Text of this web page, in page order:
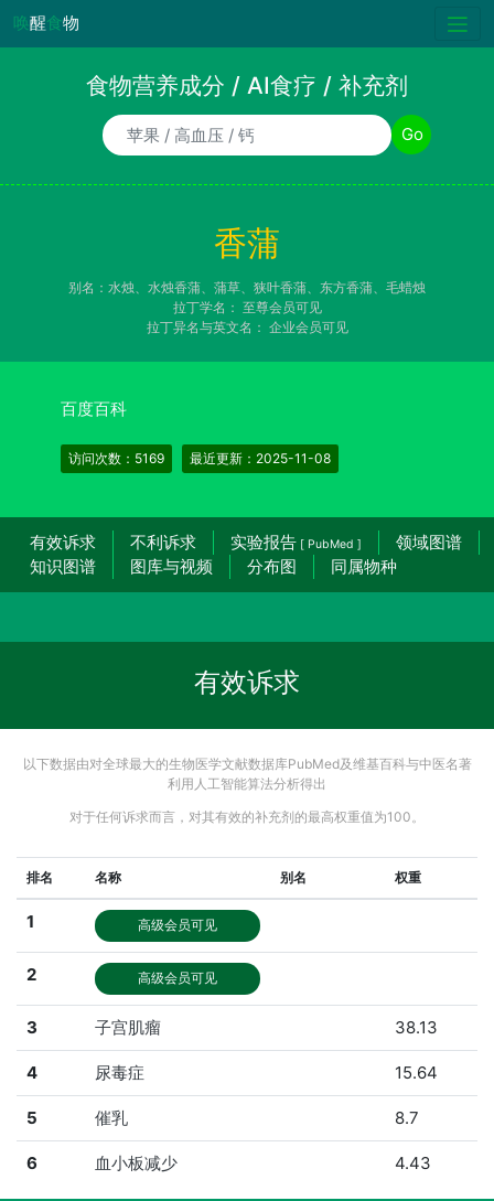
唤醒食物
食物营养成分 / AI食疗 / 补充剂
食物/AI食疗诉求/补充剂名称 Go
香蒲
别名：水烛、水烛香蒲、蒲草、狭叶香蒲、东方香蒲、毛蜡烛
拉丁学名： 至尊会员可见
拉丁异名与英文名： 企业会员可见
百度百科
访问次数：5169 最近更新：2025-11-08
有效诉求 不利诉求 实验报告 [ PubMed ]
领域图谱
知识图谱
图库与视频 分布图 同属物种
有效诉求
以下数据由对全球最大的生物医学文献数据库PubMed及维基百科与中医名著
利用人工智能算法分析得出
对于任何诉求而言，对其有效的补充剂的最高权重值为100。
排名 名称 别名 权重
1 高级会员可见
2 高级会员可见
3 子宫肌瘤 38.13
4 尿毒症 15.64
5 催乳 8.7
6 血小板减少 4.43